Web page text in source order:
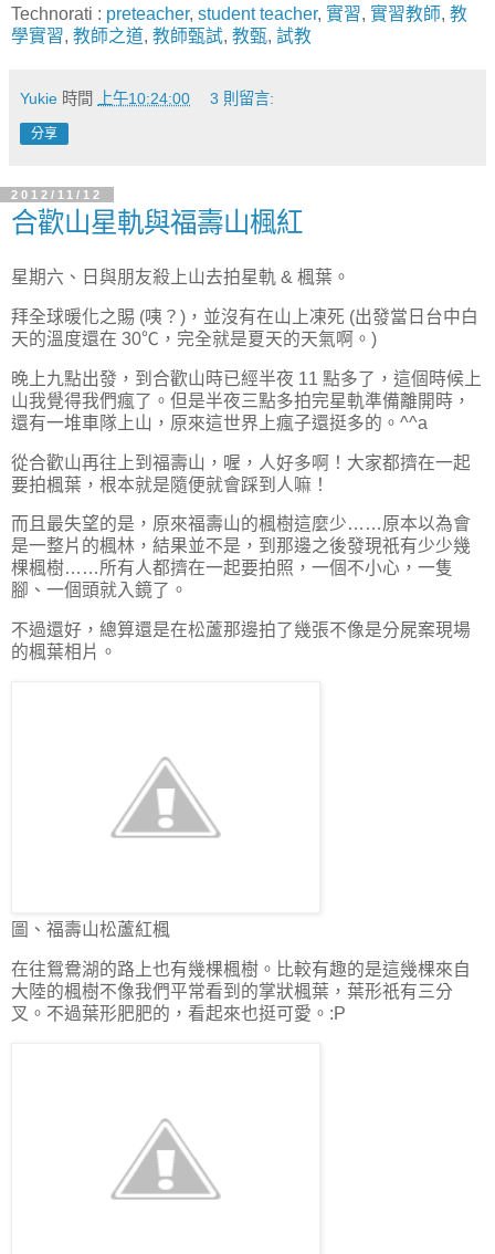
Technorati : preteacher, student teacher, 實習, 實習教師, 教
學實習, 教師之道, 教師甄試, 教甄, 試教
Yukie 時間 上午10:24:00 3 則留言:
分享
2012/11/12
合歡山星軌與福壽山楓紅
星期六、日與朋友殺上山去拍星軌 & 楓葉。
拜全球暖化之賜 (咦？)，並沒有在山上凍死 (出發當日台中白
天的溫度還在 30℃，完全就是夏天的天氣啊。)
晚上九點出發，到合歡山時已經半夜 11 點多了，這個時候上
山我覺得我們瘋了。但是半夜三點多拍完星軌準備離開時，
還有一堆車隊上山，原來這世界上瘋子還挺多的。^^a
從合歡山再往上到福壽山，喔，人好多啊！大家都擠在一起
要拍楓葉，根本就是隨便就會踩到人嘛！
而且最失望的是，原來福壽山的楓樹這麼少……原本以為會
是一整片的楓林，結果並不是，到那邊之後發現祇有少少幾
棵楓樹……所有人都擠在一起要拍照，一個不小心，一隻
腳、一個頭就入鏡了。
不過還好，總算還是在松蘆那邊拍了幾張不像是分屍案現場
的楓葉相片。
圖、福壽山松蘆紅楓
在往鴛鴦湖的路上也有幾棵楓樹。比較有趣的是這幾棵來自
大陸的楓樹不像我們平常看到的掌狀楓葉，葉形祇有三分
叉。不過葉形肥肥的，看起來也挺可愛。:P